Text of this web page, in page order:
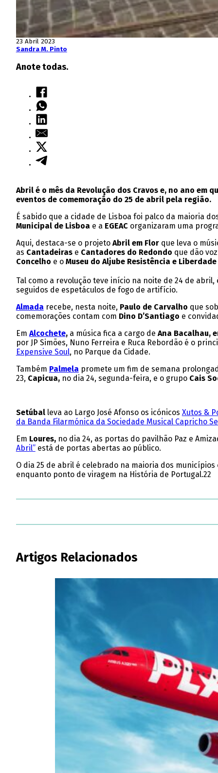
23 Abril 2023
Sandra M. Pinto
Anote todas.
Abril é o mês da Revolução dos Cravos e, no ano em
eventos de comemoração do 25 de abril pela região.
É sabido que a cidade de Lisboa foi palco da maioria
Municipal de Lisboa e a EGEACorganizaram uma
Aqui, destaca-se o projeto Abril em Florque leva o
as Cantadeirase Cantadores do Redondo que dão
Concelho e o Museu do Aljube Resistência e Liberdade
Tal como a revolução teve início na noite de 24 de
seguidos de espetáculos de fogo de artifício.
Almada recebe, nesta noite, Paulo de Carvalho que
comemorações contam com Dino D’Santiago e
Em Alcochete,a música fica a cargo de Ana Bacalhau,
por JP Simões, Nuno Ferreira e Ruca Rebordão é o
Expensive Soul, no Parque da Cidade.
Também Palmela promete um fim de semana
23, Capicua,no dia 24, segunda-feira, e o grupo Cais
Setúballeva ao Largo José Afonso os icónicos Xutos &
da Banda Filarmónica da Sociedade Musical Capricho
Em Loures,no dia 24, as portas do pavilhão Paz e
Abril”está de portas abertas ao público.
O dia 25 de abril é celebrado na maioria dos
enquanto ponto de viragem na História de Portugal.22
Artigos Relacionados